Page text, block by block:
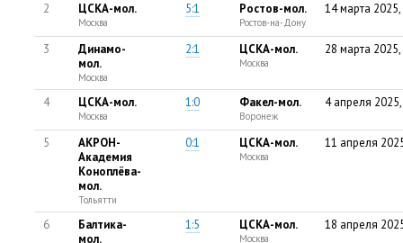
2 ЦСКА-мол.
Москва
5:1 Ростов-мол.
Ростов-на-Дону
14 марта
3
Динамо-
мол.
Москва
2:1 ЦСКА-мол.
Москва
28 марта
4 ЦСКА-мол.
Москва
1:0 Факел-мол.
Воронеж
4 апреля
5
АКРОН-
Академия
Коноплёва-
мол.
Тольятти
0:1 ЦСКА-мол.
Москва
11 апреля
6
Балтика-
мол.
1:5 ЦСКА-мол.
Москва
18 апреля